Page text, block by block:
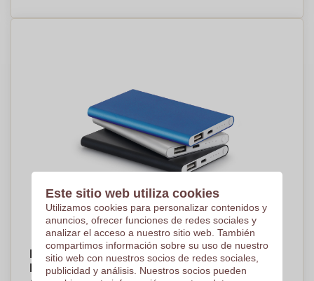
Batería de Litio de Aluminio Portátil - Shorwell -
La Puebla del Río
Este sitio web utiliza cookies
Utilizamos cookies para personalizar contenidos y
anuncios, ofrecer funciones de redes sociales y
analizar el acceso a nuestro sitio web. También
compartimos información sobre su uso de nuestro
sitio web con nuestros socios de redes sociales,
publicidad y análisis. Nuestros socios pueden